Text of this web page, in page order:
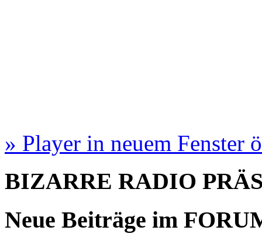
» Player in neuem Fenster
BIZARRE RADIO
Neue Beiträge im